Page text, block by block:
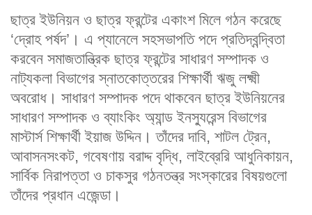
ছাত্র ইউনিয়ন ও ছাত্র ফ্রন্টের একাংশ মিলে গঠন করেছে
‘দ্রোহ পর্ষদ’। এ প্যানেলে সহসভাপতি পদে প্রতিদ্বন্দ্বিতা
করবেন সমাজতান্ত্রিক ছাত্র ফ্রন্টের সাধারণ সম্পাদক ও
নাট্যকলা বিভাগের স্নাতকোত্তরের শিক্ষার্থী ঋজু লক্ষ্মী
অবরোধ। সাধারণ সম্পাদক পদে থাকবেন ছাত্র ইউনিয়নের
সাধারণ সম্পাদক ও ব্যাংকিং অ্যান্ড ইনস্যুরেন্স বিভাগের
মাস্টার্স শিক্ষার্থী ইয়াজ উদ্দিন। তাঁদের দাবি, শাটল ট্রেন,
আবাসনসংকট, গবেষণায় বরাদ্দ বৃদ্ধি, লাইব্রেরি আধুনিকায়ন,
সার্বিক নিরাপত্তা ও চাকসুর গঠনতন্ত্র সংস্কারের বিষয়গুলো
তাঁদের প্রধান এজেন্ডা।